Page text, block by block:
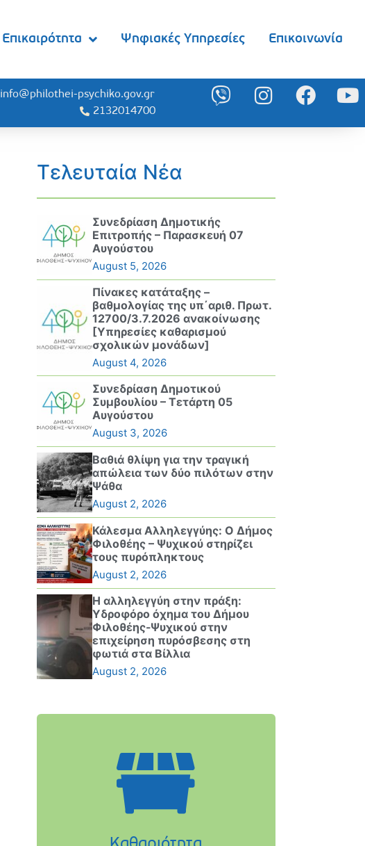
Επικαιρότητα Ψηφιακές Υπηρεσίες Επικοινωνία
info@philothei-psychiko.gov.gr
2132014700
Τελευταία Νέα
Συνεδρίαση Δημοτικής
Επιτροπής – Παρασκευή 07
Αυγούστου
August 5, 2026
Πίνακες κατάταξης –
βαθμολογίας της υπ΄αριθ. Πρωτ.
12700/3.7.2026 ανακοίνωσης
[Υπηρεσίες καθαρισμού
σχολικών μονάδων]
August 4, 2026
Συνεδρίαση Δημοτικού
Συμβουλίου – Τετάρτη 05
Αυγούστου
August 3, 2026
Βαθιά θλίψη για την τραγική
απώλεια των δύο πιλότων στην
Ψάθα
August 2, 2026
Κάλεσμα Αλληλεγγύης: Ο Δήμος
Φιλοθέης – Ψυχικού στηρίζει
τους πυρόπληκτους
August 2, 2026
Η αλληλεγγύη στην πράξη:
Υδροφόρο όχημα του Δήμου
Φιλοθέης-Ψυχικού στην
επιχείρηση πυρόσβεσης στη
φωτιά στα Βίλλια
August 2, 2026